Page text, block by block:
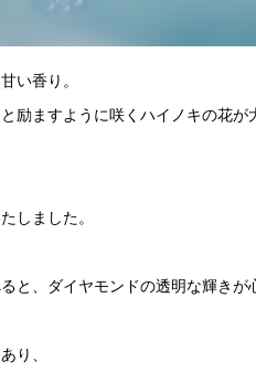
い香り。
励ますように咲くハイノキの花が
しました。
と、ダイヤモンドの透明な輝きが
り、